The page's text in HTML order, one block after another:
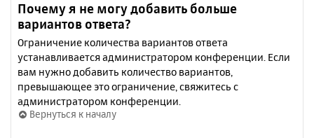
Почему я не могу добавить больше
вариантов ответа?
Ограничение количества вариантов ответа
устанавливается администратором конференции. Если
вам нужно добавить количество вариантов,
превышающее это ограничение, свяжитесь с
администратором конференции.
Вернуться к началу